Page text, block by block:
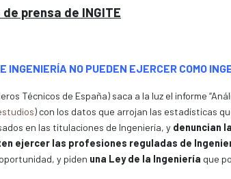
prensa de INGITE
NO PUEDEN EJERCER COMO
Técnicos de España) saca a la luz el informe
) con los datos que arrojan las estadísticas
en las titulaciones de Ingeniería, y denuncian
ejercer las profesiones reguladas de
y piden una Ley de la Ingeniería que